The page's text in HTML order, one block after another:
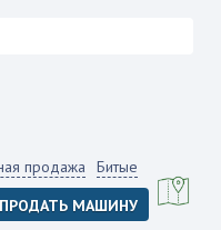
продажа
Битые
ПРОДАТЬ МАШИНУ